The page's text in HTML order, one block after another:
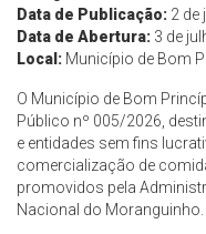
Data de Publicação: 2 de
Data de Abertura: 3 de
Local: Município de Bom
O Município de Bom
Público nº 005/2026,
e entidades sem fins
comercialização de
promovidos pela
Nacional do Moranguinho.